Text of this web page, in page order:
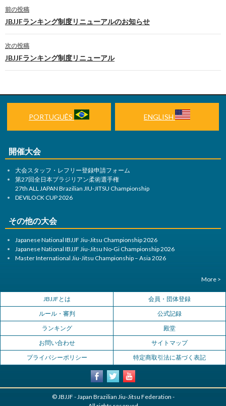
投
稿
ナ
ゲ
シ
ョ
ン
前の投稿
JBJJFランキング制度リニューアルのお知らせ
次の投稿
JBJJFランキング制度リニューアル
PORTUGUÊS ENGLISH
開催大会
大会スタッフ・レフリー登録申請フォーム
第27回全日本ブラジリアン柔術選手権
27th ALL JAPAN Brazilian JIU-JITSU Championship
DEVILOCK CUP 2026
その他の大会
Japanese National IBJJF Jiu-Jitsu Championship 2026
Japanese National IBJJF Jiu-Jitsu No-Gi Championship 2026
Master International Jiu-Jitsu Championship – Asia 2026
More >
JBJJFとは
会員・団体登録
ルール・審判
公式記録
ランキング
殿堂
お問い合わせ
サイトマップ
プライバシーポリシー
特定商取引法に基づく表記
© JBJJF - Japan Brazilian Jiu-Jitsu Federation -